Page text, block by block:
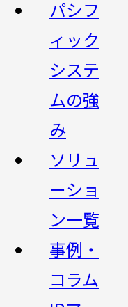
パシフ
ィック
システ
ムの強
み
ソリュ
ーショ
ン一覧
事例・
コラム